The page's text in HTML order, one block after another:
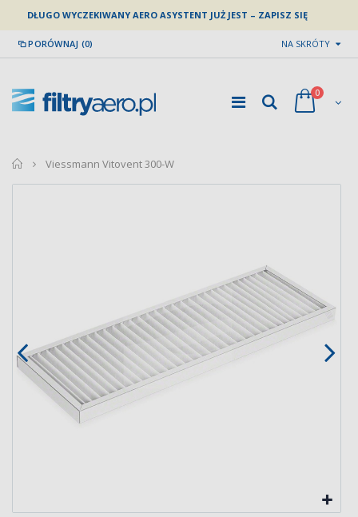
DŁUGO WYCZEKIWANY AERO ASYSTENT JUŻ JEST – ZAPISZ SIĘ
PORÓWNAJ (0) NA SKRÓTY
0
home
Viessmann Vitovent 300-W